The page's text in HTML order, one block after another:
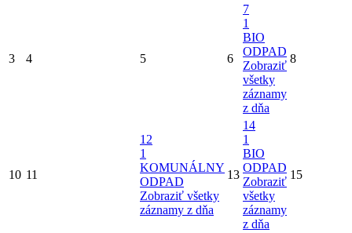
3 4 5 6
7
1
BIO
ODPAD
Zobraziť
všetky
záznamy
z dňa
8
10 11
12
1
KOMUNÁLNY
ODPAD
Zobraziť všetky
záznamy z dňa
13
14
1
BIO
ODPAD
Zobraziť
všetky
záznamy
z dňa
15